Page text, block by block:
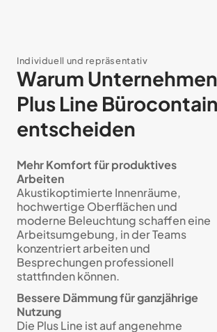
Individuell und repräsentativ
Warum
Plus Line
entscheiden
Mehr Komfort für produktives
Arbeiten
Akustikoptimierte Innenräume,
hochwertige Oberflächen und
moderne Beleuchtung schaffen eine
Arbeitsumgebung, in der Teams
konzentriert arbeiten und
Besprechungen professionell
stattfinden können.
Bessere Dämmung für ganzjährige
Nutzung
Die Plus Line ist auf angenehme